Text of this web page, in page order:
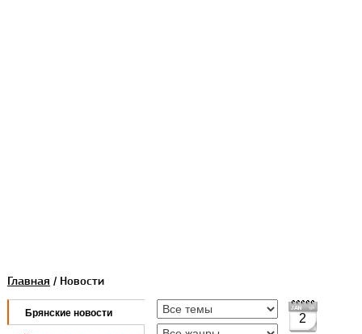
Главная / Новости
Брянские новости 2